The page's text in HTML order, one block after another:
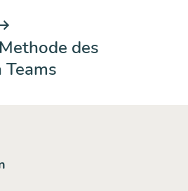
des